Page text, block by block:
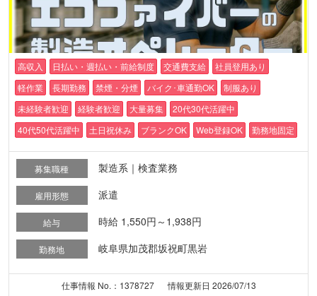
高収入 日払い・週払い・前給制度 交通費支給
社員登用あり
軽作業
長期勤務 禁煙・分煙 バイク･車通勤OK
制服あり
未経験者歓迎
経験者歓迎 大量募集
20代30代活躍中
40代50代活躍中
土日祝休み ブランクOK Web登録OK 勤務地固定
募集職種 製造系｜検査業務
雇用形態 派遣
給与 時給 1,550円～1,938円
勤務地 岐阜県加茂郡坂祝町黒岩
仕事情報 No.：1378727
情報更新日 2026/07/13